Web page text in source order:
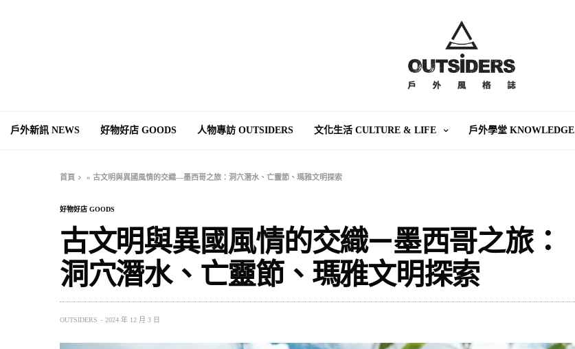
戶外新訊 NEWS 好物好店 GOODS 人物專訪 OUTSIDERS 文化生活 CULTURE & LIFE 戶外學堂 KNOWLEDGE
首頁 »古文明與異國風情的交織—墨西哥之旅：洞穴潛水、亡靈節、瑪雅文明探索
好物好店 GOODS
古文明與異國風情的交織—墨西哥之旅：
洞穴潛水、亡靈節、瑪雅文明探索
OUTSIDERS 2024 年 12 月 3 日